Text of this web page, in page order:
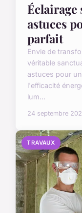
Éclairage
astuces
parfait
Envie de
véritable
astuces pour
l'efficacité
lum...
24 septembre
TRAVAUX